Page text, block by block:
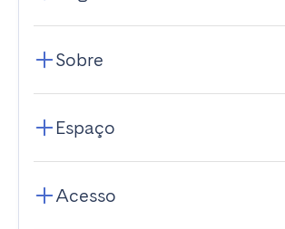
Sobre
Espaço
Acesso